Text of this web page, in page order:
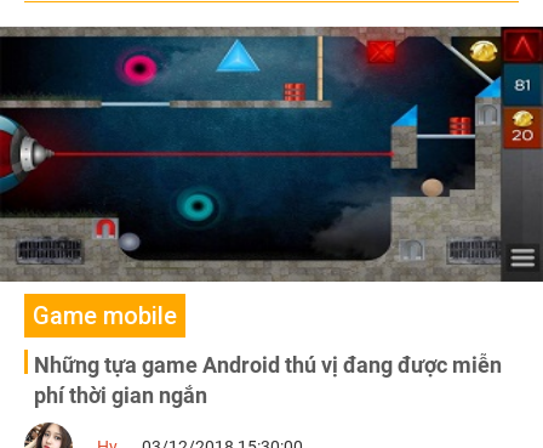
Game mobile
Những tựa game Android thú vị đang được miễn
phí thời gian ngắn